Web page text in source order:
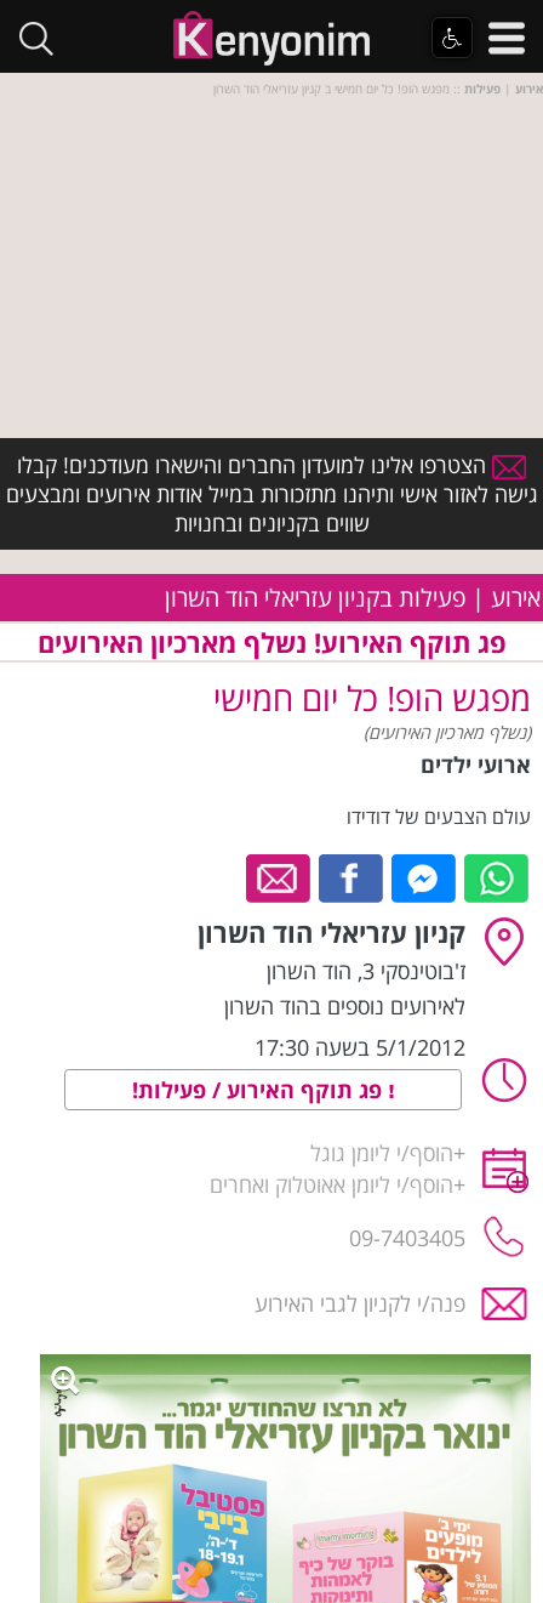
אירוע | פעילות :: מפגש הופ! כל יום חמישי ב קניון עזריאלי הוד השרון
הצטרפו אלינו למועדון החברים והישארו מעודכנים! קבלו
גישה לאזור אישי ותיהנו מתזכורות במייל אודות אירועים ומבצעים
שווים בקניונים ובחנויות
אירוע | פעילות בקניון עזריאלי הוד השרון
פג תוקף האירוע! נשלף מארכיון האירועים
מפגש הופ! כל יום חמישי
(נשלף מארכיון האירועים)
ארועי ילדים
עולם הצבעים של דודידו
קניון עזריאלי הוד השרון
ז'בוטינסקי 3 , הוד השרון
לאירועים נוספים בהוד השרון
5/1/2012 בשעה 17:30
פג תוקף האירוע / פעילות!
+הוסף/י ליומן גוגל
+הוסף/י ליומן אאוטלוק ואחרים
09-7403405
פנה/י לקניון לגבי האירוע